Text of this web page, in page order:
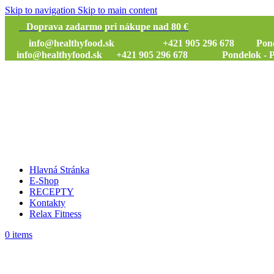
Skip to navigation Skip to main content
Doprava zadarmo pri nákupe nad 80 €
info@healthyfood.sk
+421 905 296 678
info@healthyfood.sk
+421 905 296 678 Pondelok -
Hlavná Stránka
E-Shop
RECEPTY
Kontakty
Relax Fitness
0 items